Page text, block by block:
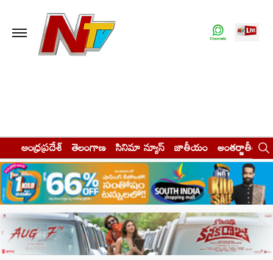
ఆంధ్రప్రదేశ్ తెలంగాణ సినిమా న్యూస్ జాతీయం అంతర్జాతీయం